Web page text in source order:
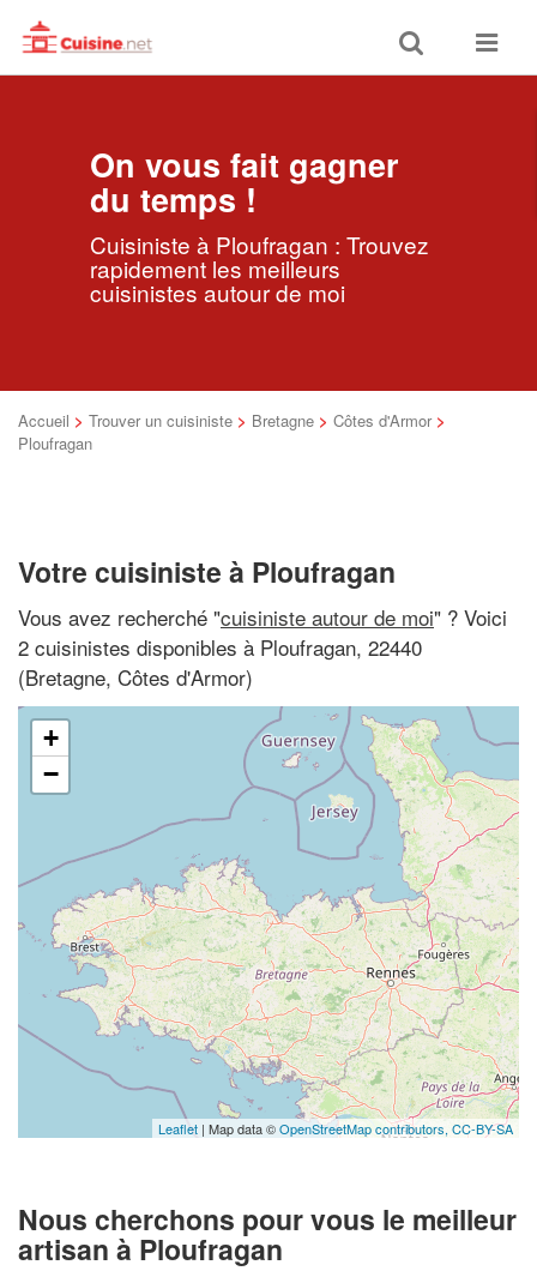
Toggle
search
Toggle
On vous fait gagner
du temps !
Cuisiniste à Ploufragan : Trouvez
rapidement les meilleurs
cuisinistes autour de moi
Accueil > Trouver un cuisiniste > Bretagne > Côtes d'Armor >
Ploufragan
Votre cuisiniste à Ploufragan
Vous avez recherché "cuisiniste autour de moi" ? Voici
2 cuisinistes disponibles à Ploufragan, 22440
(Bretagne, Côtes d'Armor)
+
−
Leaflet | Map data ©OpenStreetMap contributors, CC-BY-SA
Nous cherchons pour vous le meilleur
artisan à Ploufragan